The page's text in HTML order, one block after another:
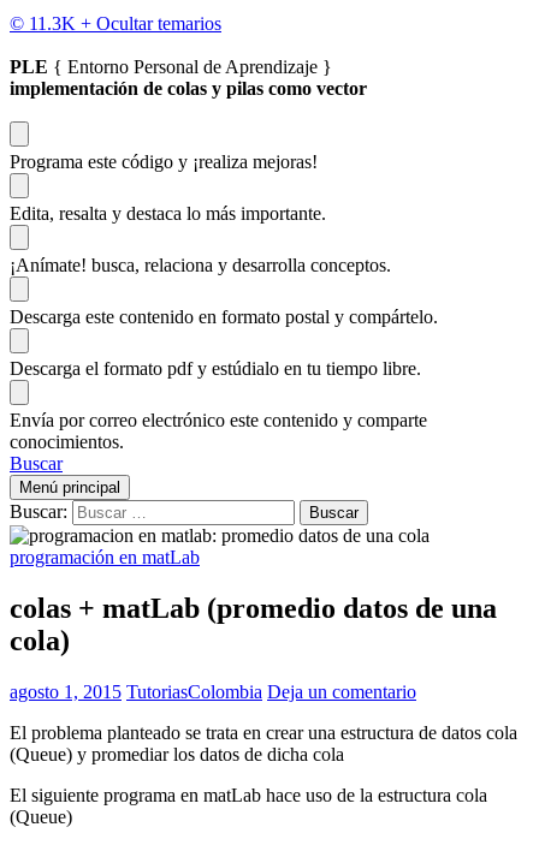
© 11.3K + Ocultar temarios
PLE { Entorno Personal de Aprendizaje }
implementación de colas y pilas como vector
Programa este código y ¡realiza mejoras!
Edita, resalta y destaca lo más importante.
¡Anímate! busca, relaciona y desarrolla conceptos.
Descarga este contenido en formato postal y compártelo.
Descarga el formato pdf y estúdialo en tu tiempo libre.
Envía por correo electrónico este contenido y comparte
conocimientos.
Buscar
Menú principal
Buscar:
programación en matLab
colas + matLab (promedio datos de una
cola)
agosto 1, 2015 TutoriasColombia Deja un comentario
El problema planteado se trata en crear una estructura de datos cola
(Queue) y promediar los datos de dicha cola
El siguiente programa en matLab hace uso de la estructura cola
(Queue)